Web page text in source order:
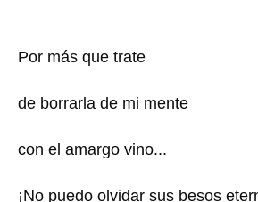
Por más que trate
de borrarla de mi mente
con el amargo vino...
¡No puedo olvidar sus besos